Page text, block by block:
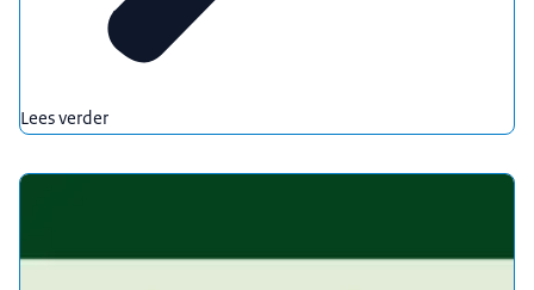
Lees verder